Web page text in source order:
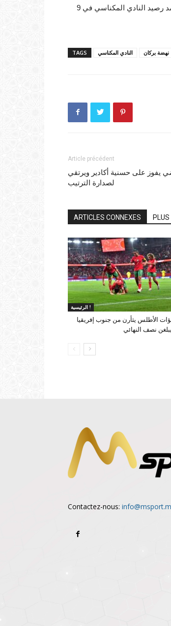
وبهذا الفوز رفع حامل اللقب رصيده لـ11 نقطة في المركز الخامس، في حين تجمد رصيد النادي المكناسي في 9
TAGS النادي المكناسي نهضة بركان
Article précédent
يفوز على حسنية أكادير ويرتقي
لصدارة الترتيب
ARTICLES CONNEXES
الرئيسية !
الأطلس يثأرن من جنوب إفريقيا
نصف النهائي
Contactez-nous: